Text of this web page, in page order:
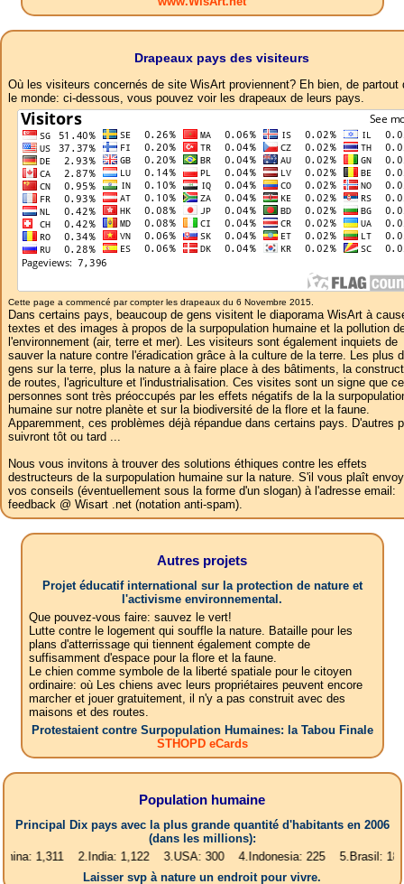
Drapeaux pays des visiteurs
Où les visiteurs concernés de site WisArt proviennent? Eh bien, de partout
le monde: ci-dessous, vous pouvez voir les drapeaux de leurs pays.
Cette page a commencé par compter les drapeaux du 6 Novembre 2015.
Dans certains pays, beaucoup de gens visitent le diaporama WisArt à
textes et des images à propos de la surpopulation humaine et la pollution
l'environnement (air, terre et mer). Les visiteurs sont également inquiets de
sauver la nature contre l'éradication grâce à la culture de la terre. Les plus
gens sur la terre, plus la nature a à faire place à des bâtiments, la
de routes, l'agriculture et l'industrialisation. Ces visites sont un signe que
personnes sont très préoccupés par les effets négatifs de la la
humaine sur notre planète et sur la biodiversité de la flore et la faune.
Apparemment, ces problèmes déjà répandue dans certains pays. D'autres
suivront tôt ou tard ...
Nous vous invitons à trouver des solutions éthiques contre les effets
destructeurs de la surpopulation humaine sur la nature. S'il vous plaît
vos conseils (éventuellement sous la forme d'un slogan) à l'adresse email:
feedback @ Wisart .net (notation anti-spam).
Autres projets
Projet éducatif international sur la protection de nature et
l'activisme environnemental.
Que pouvez-vous faire: sauvez le vert!
Lutte contre le logement qui souffle la nature. Bataille pour les
plans d'atterrissage qui tiennent également compte de
suffisamment d'espace pour la flore et la faune.
Le chien comme symbole de la liberté spatiale pour le citoyen
ordinaire: où Les chiens avec leurs propriétaires peuvent encore
marcher et jouer gratuitement, il n'y a pas construit avec des
maisons et des routes.
Protestaient contre Surpopulation Humaines: la Tabou Finale
STHOPD eCards
Population humaine
Principal Dix pays avec la plus grande quantité d'habitants en 2006
(dans les millions):
2.India: 1,122 3.USA: 300 4.Indonesia: 225 5.Brasil: 187
Laisser svp à nature un endroit pour vivre.